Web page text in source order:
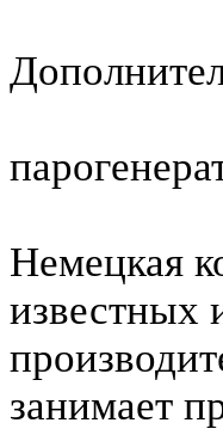
Немецкая
известных
занимает